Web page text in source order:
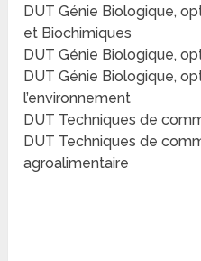
DUT Génie Biologique,
et Biochimiques
DUT Génie Biologique,
DUT Génie Biologique,
l’environnement
DUT Techniques de
DUT Techniques de
agroalimentaire